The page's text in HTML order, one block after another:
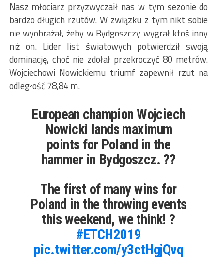
Nasz młociarz przyzwyczaił nas w tym sezonie do
bardzo długich rzutów. W związku z tym nikt sobie
nie wyobrażał, żeby w Bydgoszczy wygrał ktoś inny
niż on. Lider list światowych potwierdził swoją
dominację, choć nie zdołał przekroczyć 80 metrów.
Wojciechowi Nowickiemu triumf zapewnił rzut na
odległość 78,84 m.
European champion Wojciech
Nowicki lands maximum
points for Poland in the
hammer in Bydgoszcz. ??
The first of many wins for
Poland in the throwing events
this weekend, we think! ?
#ETCH2019
pic.twitter.com/y3ctHgjQvq